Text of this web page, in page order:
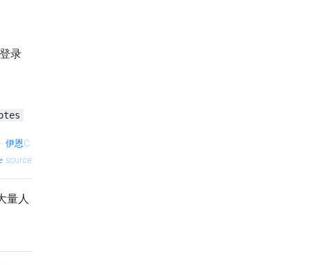
录
伊恩C.
source
量人